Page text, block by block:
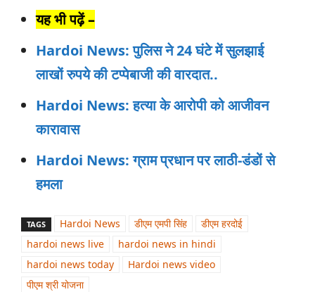
यह भी पढ़ें –
Hardoi News: पुलिस ने 24 घंटे में सुलझाई
लाखों रुपये की टप्पेबाजी की वारदात..
Hardoi News: हत्या के आरोपी को आजीवन
कारावास
Hardoi News: ग्राम प्रधान पर लाठी-डंडों से
हमला
TAGS Hardoi News डीएम एमपी सिंह
डीएम हरदोई
hardoi news live
hardoi news in hindi
hardoi news today
Hardoi news video
पीएम श्री योजना